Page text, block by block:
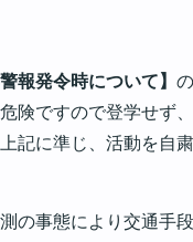
報発令時について】
険ですので登学せず
記に準じ、活動を自粛
の事態により交通手